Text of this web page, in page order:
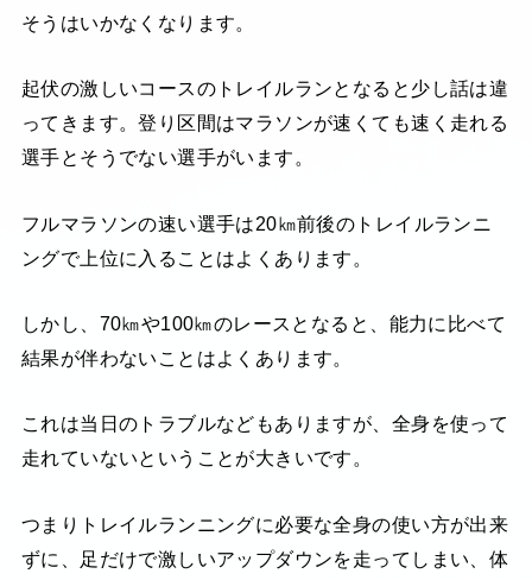
そうはいかなくなります。
起伏の激しいコースのトレイルランとなると少し話は違
ってきます。登り区間はマラソンが速くても速く走れる
選手とそうでない選手がいます。
フルマラソンの速い選手は20㎞前後のトレイルランニ
ングで上位に入ることはよくあります。
しかし、70㎞や100㎞のレースとなると、能力に比べて
結果が伴わないことはよくあります。
これは当日のトラブルなどもありますが、全身を使って
走れていないということが大きいです。
つまりトレイルランニングに必要な全身の使い方が出来
ずに、足だけで激しいアップダウンを走ってしまい、体